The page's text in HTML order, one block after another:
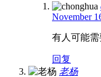
November
有人可能需
回复
老杨